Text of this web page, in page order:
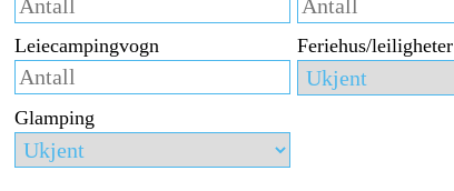
Leiecampingvogn Feriehus/leiligheter
Glamping